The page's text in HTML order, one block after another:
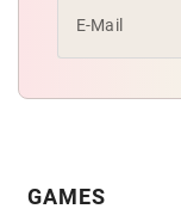
E-Mail
GAMES